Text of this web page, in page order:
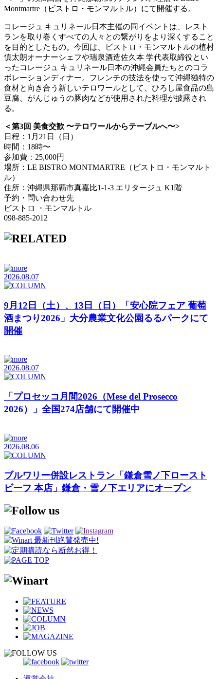
Montmartre（ビストロ・モンマルトル）にて開催する。
コレージュ キュリネール日本主催の同イベントは、レスト
ランを取り巻くすべての人々との繋がりをより深くすること
を⽬的としたもの。今回は、ビストロ・モンマルトルの植村
慎太朗オーナーシェフや瑞泉酒造佐久本 学代表取締役とい
ったコレージュ キュリネール日本の沖縄会員たちとのコラ
ボレーションディナー。フレンチの技法を使って沖縄独特の
食材と向き合う新しいテロワールとして、ひろし屋食品の島
豆腐、がんじゅうの豚肉などが使用された料理が披露され
る。
＜第3回 美⻝交歓 〜テロワールからテーブルへ〜>
日程：1月21日（日）
時間：18時〜
参加費：25,000円
場所：LE BISTRO MONTMARTRE（ビストロ・モンマルト
ル）
住所：沖縄県那覇市真嘉比1-1-3 エリタージュ K1階
予約・問い合わせ先
ビストロ ・モンマルトル
098-885-2012
2026.08.07
9月12日（土）、13日（日）「安心院フェア 葡萄
酒まつり2026」大分農業文化公園るるパークにて
開催
2026.08.07
「プロセッコ月間2026（Mese del Prosecco
2026）」全国274店舗にて開催中
2026.08.06
ブルワリー併設レストラン「鎌倉雪ノ下ロースト
ビーフ 本店」鎌倉・雪ノ下エリアにオープン